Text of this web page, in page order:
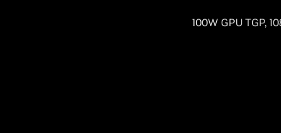
100W GPU TGP,